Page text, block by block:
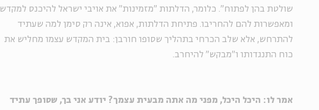
שולטת בהן לפתוח". כלומר, הדלתות "מזמינות" את אויבי ישראל להיכנס למקדש
ומאפשרות להם להחריבו. פתיחת הדלתות, אפוא, אינה רק סימן למה שעתיד
להתרחש, אלא שלב הכרחי בתהליך שסופו חורבן: בית המקדש עצמו מחליש את
כוח התנגדותו ו"מבקש" להיחרב.
אמר לו: היכל היכל, מפני מה אתה מבעית עצמך? יודע אני בך, שסופך עתיד